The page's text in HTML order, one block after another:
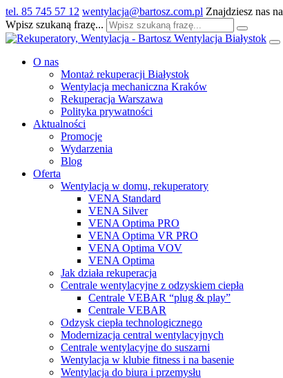
tel. 85 745 57 12 wentylacja@bartosz.com.pl Znajdziesz nas na
Wpisz szukaną frazę...
O nas
Montaż rekuperacji Białystok
Wentylacja mechaniczna Kraków
Rekuperacja Warszawa
Polityka prywatności
Aktualności
Promocje
Wydarzenia
Blog
Oferta
Wentylacja w domu, rekuperatory
VENA Standard
VENA Silver
VENA Optima PRO
VENA Optima VR PRO
VENA Optima VOV
VENA Optima
Jak działa rekuperacja
Centrale wentylacyjne z odzyskiem ciepła
Centrale VEBAR “plug & play”
Centrale VEBAR
Odzysk ciepła technologicznego
Modernizacja central wentylacyjnych
Centrale wentylacyjne do suszarni
Wentylacja w klubie fitness i na basenie
Wentylacja do biura i przemysłu